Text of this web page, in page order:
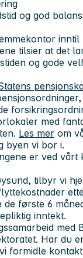
og god
tilsier at det
og gode
med
Les mer om
byen vi bor i.
er ved vårt
tilbyr vi
de første 6
inntekt.
med
Har du
formidle kontakt